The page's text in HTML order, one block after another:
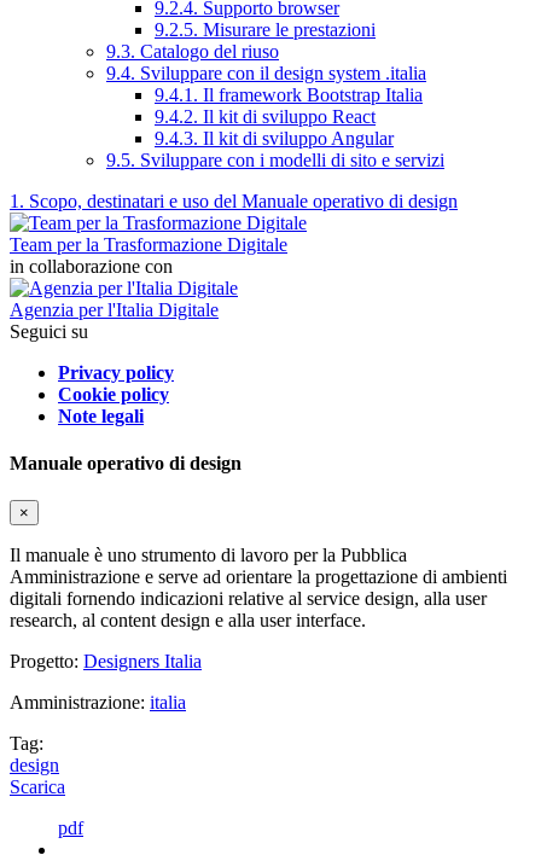
9.2.4. Supporto browser
9.2.5. Misurare le prestazioni
9.3. Catalogo del riuso
9.4. Sviluppare con il design system .italia
9.4.1. Il framework Bootstrap Italia
9.4.2. Il kit di sviluppo React
9.4.3. Il kit di sviluppo Angular
9.5. Sviluppare con i modelli di sito e servizi
1. Scopo, destinatari e uso del Manuale operativo di design
Team per la Trasformazione Digitale
in collaborazione con
Agenzia per l'Italia Digitale
Seguici su
Privacy policy
Cookie policy
Note legali
Manuale operativo di design
×
Il manuale è uno strumento di lavoro per la Pubblica
Amministrazione e serve ad orientare la progettazione di ambienti
digitali fornendo indicazioni relative al service design, alla user
research, al content design e alla user interface.
Progetto: Designers Italia
Amministrazione: italia
Tag:
design
Scarica
pdf